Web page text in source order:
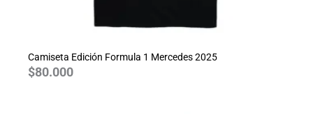
Camiseta Edición Formula 1 Mercedes 2025
$80.000